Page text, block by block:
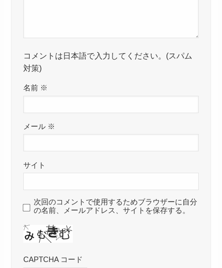
コメントは日本語で入力してください。(スパム
対策)
名前 ※
メール ※
サイト
次回のコメントで使用するためブラウザーに自分
の名前、メールアドレス、サイトを保存する。
CAPTCHA コード